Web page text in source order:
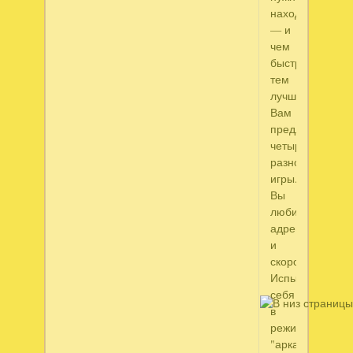
находить
— и
чем
быстрее,
тем
лучше.
Вам
предлагаются
четыре
разновидности
игры.
Вы
любите
адреналин
и
скорость?
Испытайте
себя
в
режимах
"аркада"